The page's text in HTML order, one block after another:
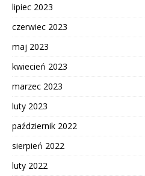
lipiec 2023
czerwiec 2023
maj 2023
kwiecień 2023
marzec 2023
luty 2023
październik 2022
sierpień 2022
luty 2022